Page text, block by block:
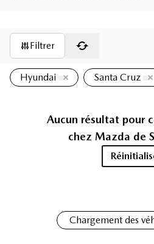
Filtrer
Hyundai Santa Cruz
Aucun résultat pour
chez Mazda de
Chargement des